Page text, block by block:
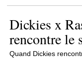
Dickies x
rencontre le
Quand Dickies